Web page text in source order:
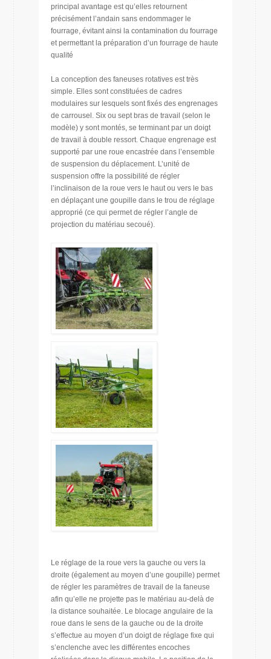
principal avantage est qu’elles retournent
précisément l’andain sans endommager le
fourrage, évitant ainsi la contamination du fourrage
et permettant la préparation d’un fourrage de haute
qualité
La conception des faneuses rotatives est très
simple. Elles sont constituées de cadres
modulaires sur lesquels sont fixés des engrenages
de carrousel. Six ou sept bras de travail (selon le
modèle) y sont montés, se terminant par un doigt
de travail à double ressort. Chaque engrenage est
supporté par une roue encastrée dans l’ensemble
de suspension du déplacement. L’unité de
suspension offre la possibilité de régler
l’inclinaison de la roue vers le haut ou vers le bas
en déplaçant une goupille dans le trou de réglage
approprié (ce qui permet de régler l’angle de
projection du matériau secoué).
Le réglage de la roue vers la gauche ou vers la
droite (également au moyen d’une goupille) permet
de régler les paramètres de travail de la faneuse
afin qu’elle ne projette pas le matériau au-delà de
la distance souhaitée. Le blocage angulaire de la
roue dans le sens de la gauche ou de la droite
s’effectue au moyen d’un doigt de réglage fixe qui
s’enclenche avec les différentes encoches